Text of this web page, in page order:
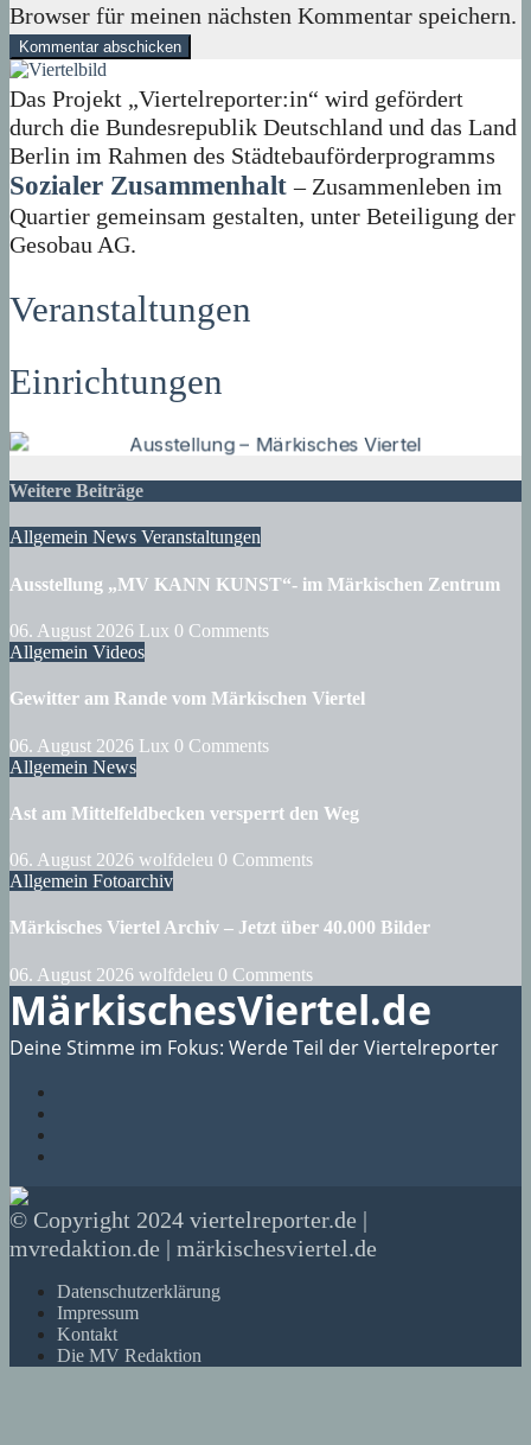
Browser für meinen nächsten Kommentar speichern.
Das Projekt „Viertelreporter:in“ wird gefördert
durch die Bundesrepublik Deutschland und das Land
Berlin im Rahmen des Städtebauförderprogramms
Sozialer Zusammenhalt – Zusammenleben im
Quartier gemeinsam gestalten, unter Beteiligung der
Gesobau AG.
Veranstaltungen
Einrichtungen
Weitere Beiträge
Allgemein News Veranstaltungen
Ausstellung „MV KANN KUNST“- im Märkischen Zentrum
06. August 2026 Lux 0 Comments
Allgemein Videos
Gewitter am Rande vom Märkischen Viertel
06. August 2026 Lux 0 Comments
Allgemein News
Ast am Mittelfeldbecken versperrt den Weg
06. August 2026 wolfdeleu 0 Comments
Allgemein Fotoarchiv
Märkisches Viertel Archiv – Jetzt über 40.000 Bilder
06. August 2026 wolfdeleu 0 Comments
MärkischesViertel.de
Deine Stimme im Fokus: Werde Teil der Viertelreporter
© Copyright 2024 viertelreporter.de |
mvredaktion.de | märkischesviertel.de
Datenschutzerklärung
Impressum
Kontakt
Die MV Redaktion